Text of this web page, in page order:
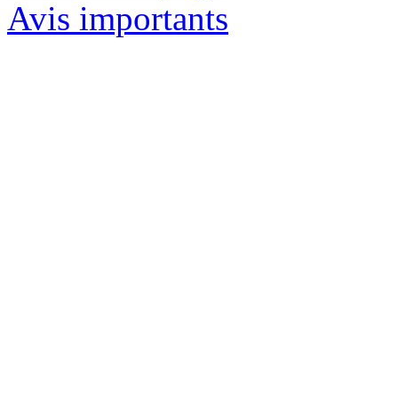
Avis importants